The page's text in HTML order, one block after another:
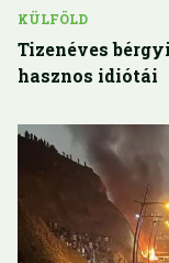
KÜLFÖLD
Tizenéves
hasznos idiótái